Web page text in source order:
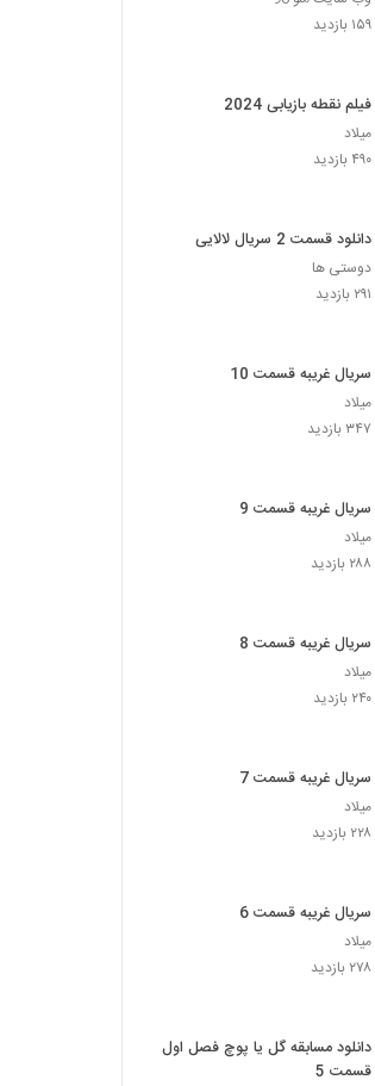
۱۵۹ بازدید
فیلم نقطه بازیابی 2024
میلاد
۴۹۰ بازدید
دانلود قسمت 2 سریال لالایی
دوستی ها
۲۹۱ بازدید
سریال غریبه قسمت 10
میلاد
۳۴۷ بازدید
سریال غریبه قسمت 9
میلاد
۲۸۸ بازدید
سریال غریبه قسمت 8
میلاد
۲۴۰ بازدید
سریال غریبه قسمت 7
میلاد
۲۲۸ بازدید
سریال غریبه قسمت 6
میلاد
۲۷۸ بازدید
دانلود مسابقه گل یا پوچ فصل اول
قسمت 5